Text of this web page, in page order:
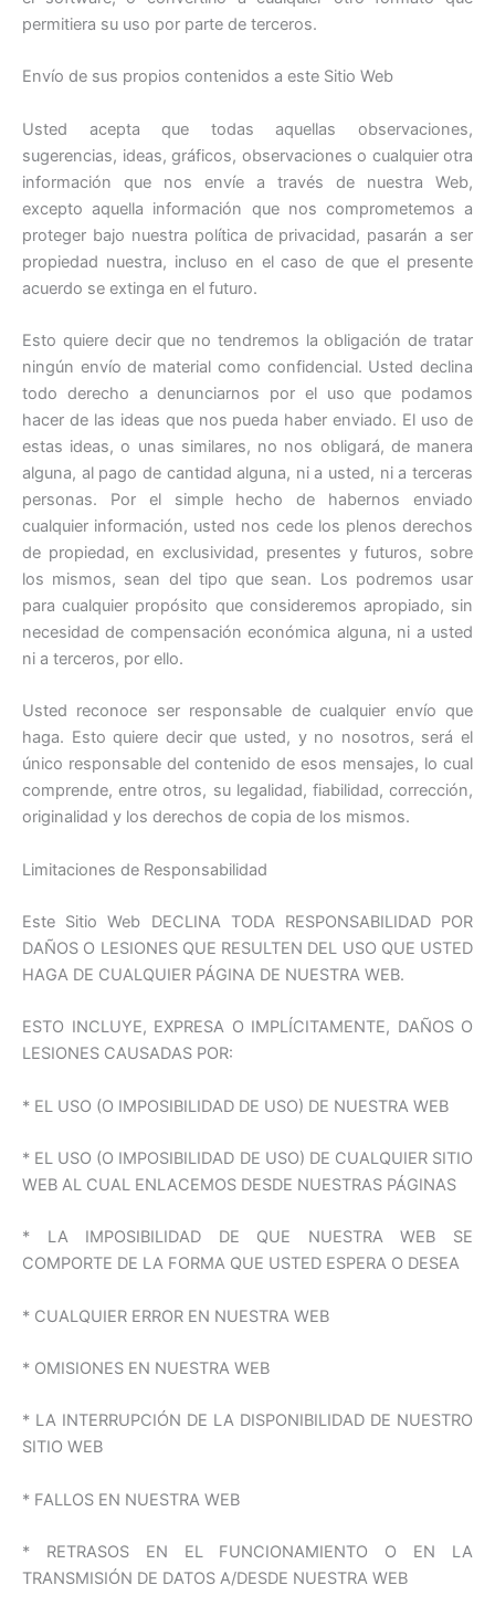
permitiera su uso por parte de terceros.
Envío de sus propios contenidos a este Sitio Web
Usted acepta que todas aquellas observaciones,
sugerencias, ideas, gráficos, observaciones o cualquier otra
información que nos envíe a través de nuestra Web,
excepto aquella información que nos comprometemos a
proteger bajo nuestra política de privacidad, pasarán a ser
propiedad nuestra, incluso en el caso de que el presente
acuerdo se extinga en el futuro.
Esto quiere decir que no tendremos la obligación de tratar
ningún envío de material como confidencial. Usted declina
todo derecho a denunciarnos por el uso que podamos
hacer de las ideas que nos pueda haber enviado. El uso de
estas ideas, o unas similares, no nos obligará, de manera
alguna, al pago de cantidad alguna, ni a usted, ni a terceras
personas. Por el simple hecho de habernos enviado
cualquier información, usted nos cede los plenos derechos
de propiedad, en exclusividad, presentes y futuros, sobre
los mismos, sean del tipo que sean. Los podremos usar
para cualquier propósito que consideremos apropiado, sin
necesidad de compensación económica alguna, ni a usted
ni a terceros, por ello.
Usted reconoce ser responsable de cualquier envío que
haga. Esto quiere decir que usted, y no nosotros, será el
único responsable del contenido de esos mensajes, lo cual
comprende, entre otros, su legalidad, fiabilidad, corrección,
originalidad y los derechos de copia de los mismos.
Limitaciones de Responsabilidad
Este Sitio Web DECLINA TODA RESPONSABILIDAD POR
DAÑOS O LESIONES QUE RESULTEN DEL USO QUE USTED
HAGA DE CUALQUIER PÁGINA DE NUESTRA WEB.
ESTO INCLUYE, EXPRESA O IMPLÍCITAMENTE, DAÑOS O
LESIONES CAUSADAS POR:
* EL USO (O IMPOSIBILIDAD DE USO) DE NUESTRA WEB
* EL USO (O IMPOSIBILIDAD DE USO) DE CUALQUIER SITIO
WEB AL CUAL ENLACEMOS DESDE NUESTRAS PÁGINAS
* LA IMPOSIBILIDAD DE QUE NUESTRA WEB SE
COMPORTE DE LA FORMA QUE USTED ESPERA O DESEA
* CUALQUIER ERROR EN NUESTRA WEB
* OMISIONES EN NUESTRA WEB
* LA INTERRUPCIÓN DE LA DISPONIBILIDAD DE NUESTRO
SITIO WEB
* FALLOS EN NUESTRA WEB
* RETRASOS EN EL FUNCIONAMIENTO O EN LA
TRANSMISIÓN DE DATOS A/DESDE NUESTRA WEB